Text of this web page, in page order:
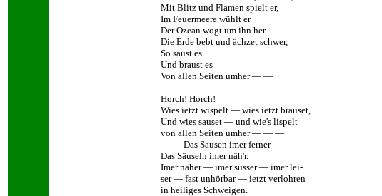
Mit Blitz und Flamen spielt er,
Im Feuermeere wühlt er
Der Ozean wogt um ihn her
Die Erde bebt und ächzet schwer,
So saust es
Und braust es
Von allen Seiten umher — —
— — — — — — — — — —
Horch! Horch!
Wies ietzt wispelt — wies ietzt brauset,
Und wies sauset — und wie's lispelt
von allen Seiten umher — — —
— — Das Sausen imer ferner
Das Säuseln imer näh'r.
Imer näher — imer süsser — imer lei-
ser — fast unhörbar — ietzt verlohren
in heiliges Schweigen.